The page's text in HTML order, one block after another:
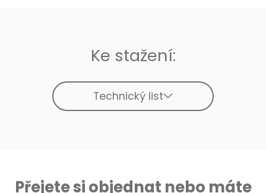
Ke stažení:
Technický list
Přejete si objednat nebo máte